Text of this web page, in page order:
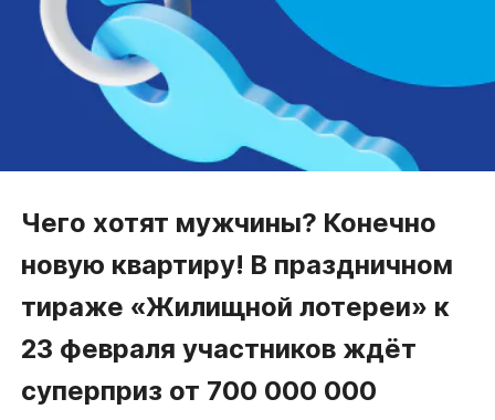
Чего хотят мужчины? Конечно
новую квартиру! В праздничном
тираже «Жилищной лотереи» к
23 февраля участников ждёт
суперприз от 700 000 000